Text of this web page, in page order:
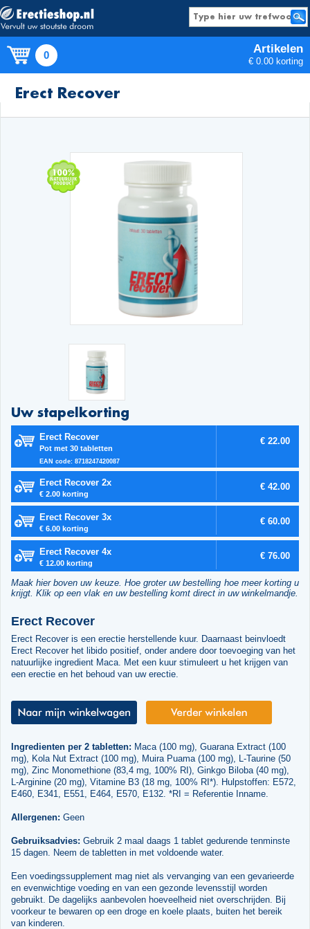
0 Artikelen
€ 0.00 korting
Erect Recover
Uw stapelkorting
Erect Recover
Pot met 30 tabletten
EAN code: 8718247420087
€ 22.00
Erect Recover 2x
€ 2.00 korting
€ 42.00
Erect Recover 3x
€ 6.00 korting
€ 60.00
Erect Recover 4x
€ 12.00 korting
€ 76.00
Maak hier boven uw keuze. Hoe groter uw bestelling hoe meer korting u
krijgt. Klik op een vlak en uw bestelling komt direct in uw winkelmandje.
Erect Recover
Erect Recover is een erectie herstellende kuur. Daarnaast beinvloedt
Erect Recover het libido positief, onder andere door toevoeging van het
natuurlijke ingredient Maca. Met een kuur stimuleert u het krijgen van
een erectie en het behoud van uw erectie.
Ingredienten per 2 tabletten: Maca (100 mg), Guarana Extract (100
mg), Kola Nut Extract (100 mg), Muira Puama (100 mg), L-Taurine (50
mg), Zinc Monomethione (83,4 mg, 100% RI), Ginkgo Biloba (40 mg),
L-Arginine (20 mg), Vitamine B3 (18 mg, 100% RI*). Hulpstoffen: E572,
E460, E341, E551, E464, E570, E132. *RI = Referentie Inname.
Allergenen: Geen
Gebruiksadvies: Gebruik 2 maal daags 1 tablet gedurende tenminste
15 dagen. Neem de tabletten in met voldoende water.
Een voedingssupplement mag niet als vervanging van een gevarieerde
en evenwichtige voeding en van een gezonde levensstijl worden
gebruikt. De dagelijks aanbevolen hoeveelheid niet overschrijden. Bij
voorkeur te bewaren op een droge en koele plaats, buiten het bereik
van kinderen.